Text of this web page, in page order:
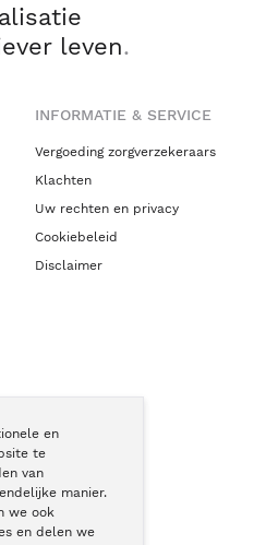
en
te
van
manier.
we ook
en delen we
leven.
INFORMATIE & SERVICE
Vergoeding zorgverzekeraars
Klachten
Uw rechten en privacy
Cookiebeleid
Disclaimer